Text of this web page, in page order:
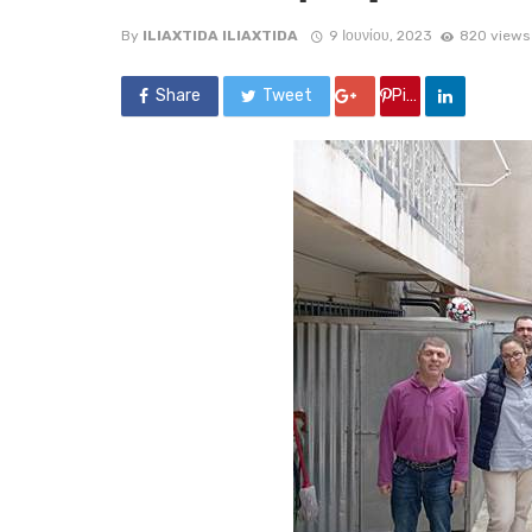
By ILIAXTIDA ILIAXTIDA 9 Ιουνίου, 2023 820 views
Share Tweet Google +
Pin it